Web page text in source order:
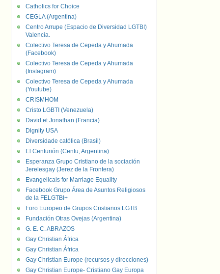
Catholics for Choice
CEGLA (Argentina)
Centro Arrupe (Espacio de Diversidad LGTBI)
Valencia.
Colectivo Teresa de Cepeda y Ahumada
(Facebook)
Colectivo Teresa de Cepeda y Ahumada
(Instagram)
Colectivo Teresa de Cepeda y Ahumada
(Youtube)
CRISMHOM
Cristo LGBTI (Venezuela)
David et Jonathan (Francia)
Dignity USA
Diversidade católica (Brasil)
El Centurión (Centu, Argentina)
Esperanza Grupo Cristiano de la sociación
Jerelesgay (Jerez de la Frontera)
Evangelicals for Marriage Equality
Facebook Grupo Área de Asuntos Religiosos
de la FELGTBI+
Foro Europeo de Grupos Cristianos LGTB
Fundación Otras Ovejas (Argentina)
G. E. C. ABRAZOS
Gay Christian África
Gay Christian África
Gay Christian Europe (recursos y direcciones)
Gay Christian Europe- Cristiano Gay Europa